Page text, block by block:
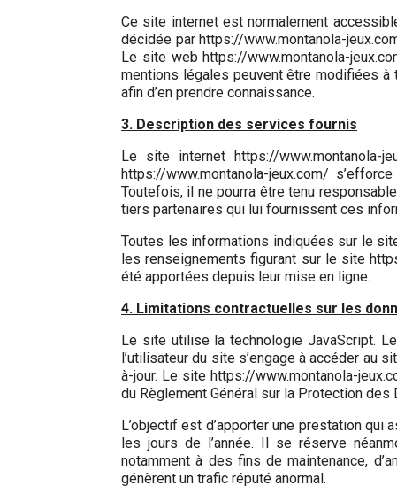
Ce site internet est normalement
décidée par https://www.montanola-
Le site web https://www.montanola-
mentions légales peuvent être modifiées à
afin d’en prendre connaissance.
3. Description des services fournis
Le site internet https://
https://www.montanola-jeux.com/
Toutefois, il ne pourra être tenu
tiers partenaires qui lui fournissent ces
Toutes les informations indiquées sur le
les renseignements figurant sur le site
été apportées depuis leur mise en ligne.
4. Limitations contractuelles sur les
Le site utilise la technologie JavaScript.
l’utilisateur du site s’engage à accéder au
à-jour. Le site https://www.montanola-
du Règlement Général sur la Protection des
L’objectif est d’apporter une prestation
les jours de l’année. Il se réserve
notamment à des fins de maintenance,
génèrent un trafic réputé anormal.